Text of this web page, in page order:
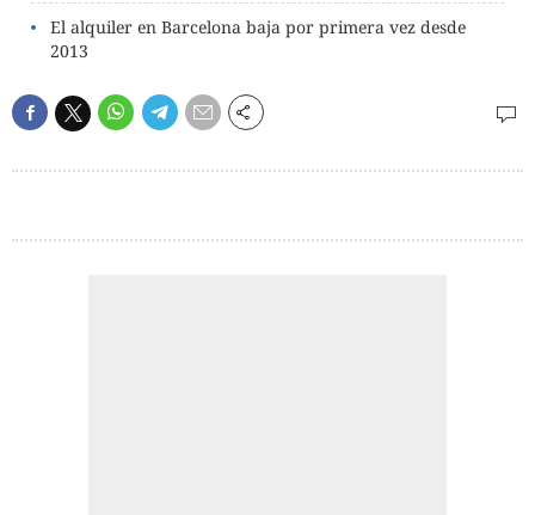
El alquiler en Barcelona baja por primera vez desde
2013